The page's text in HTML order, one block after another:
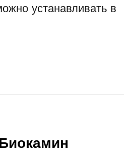
устанавливать в